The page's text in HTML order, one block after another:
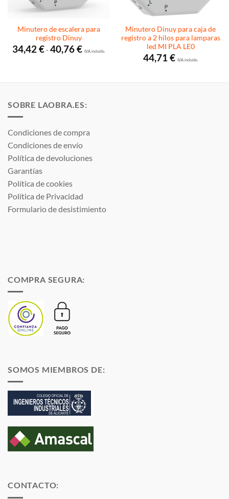
Minutero de escalera para
registro Dinuy
34,42 €-40,76€Rango
de
I.V.A. incluido.
Minutero Dinuy para caja de
registro a 2 hilos para lamparas
led MI PLA LE0
44,71€ I.V.A. incluido.
SOBRE LAOBRA.ES:
Condiciones de compra
Condiciones de envío
Política de devoluciones
Garantías
Política de cookies
Política de Privacidad
Formulario de desistimiento
COMPRA SEGURA:
SOMOS MIEMBROS DE:
CONTACTO: